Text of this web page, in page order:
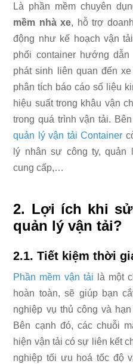
Là phần mềm chuyên
mềm nhà xe, hỗ trợ
động như kế hoạch vận
phối container hướng
phát sinh liên quan đến
phân tích báo cáo số liệu
hiệu suất trong khâu vận
trong quá trình vận tải.
quản lý vận tải Container
lý nhân sự công ty, quản
cung cấp,…
2. Lợi ích khi
quản lý vận tải?
2.1. Tiết kiệm thời
Phần mềm vận tải là một
hoàn toàn, sẽ giúp bạn
nghiệp vụ thủ công và
Bên cạnh đó, các chuỗi
hiện vận tải có sự liên kết
nghiệp tối ưu hoá tốc độ